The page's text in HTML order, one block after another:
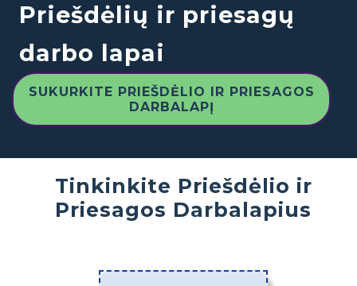
Priešdėlių ir priesagų
darbo lapai
SUKURKITE PRIEŠDĖLIO IR PRIESAGOS
DARBALAPĮ
Tinkinkite Priešdėlio ir
Priesagos Darbalapius